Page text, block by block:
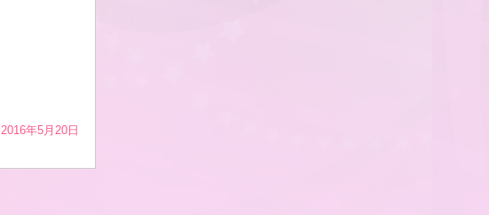
2016年5月20日